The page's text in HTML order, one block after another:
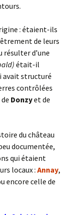
: étaient-ils
de leurs
résulter d’une
était-il
avait structuré
contrôlées
Donzyet de
du château
documentée,
qui étaient
locaux : Annay,
encore celle de